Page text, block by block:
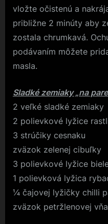
vložte očistenú a
približne 2 minúty aby
zostala chrumkavá.
podávaním môžete
masla.
Sladké zemiaky „na
2 veľké sladké zemiaky
2 polievkové lyžice
3 strúčiky cesnaku
zväzok zelenej cibuľky
3 polievkové lyžice
1 polievková lyžica
¼ čajovej lyžičky chilli
zväzok petržlenovej